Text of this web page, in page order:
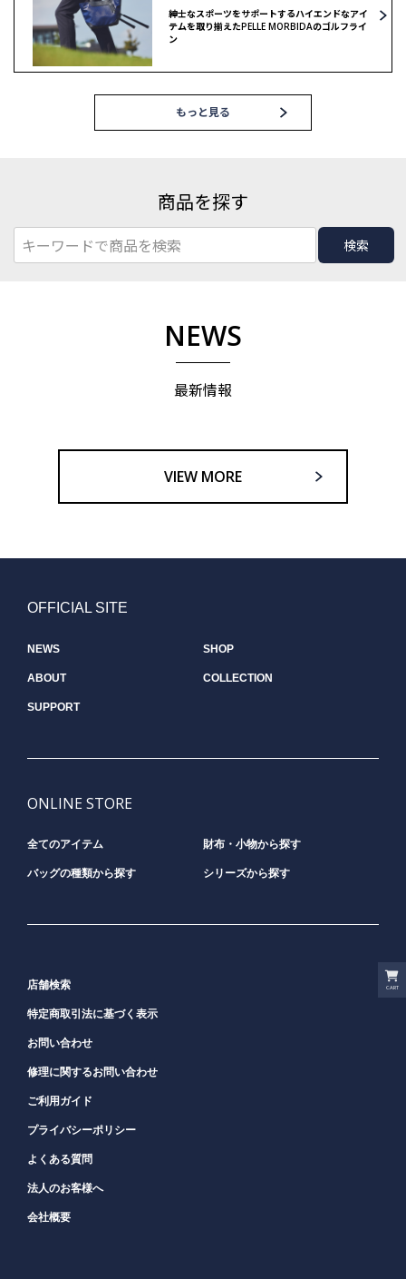
CART
紳士なスポーツをサポートするハイエンドなアイ
テムを取り揃えたPELLE MORBIDAのゴルフライ
ン
もっと見る
商品を探す
検索
NEWS
最新情報
VIEW MORE
OFFICIAL SITE
NEWS SHOP
ABOUT COLLECTION
SUPPORT
ONLINE STORE
全てのアイテム 財布・小物から探す
バッグの種類から探す シリーズから探す
店舗検索
特定商取引法に基づく表示
お問い合わせ
修理に関するお問い合わせ
ご利用ガイド
プライバシーポリシー
よくある質問
法人のお客様へ
会社概要